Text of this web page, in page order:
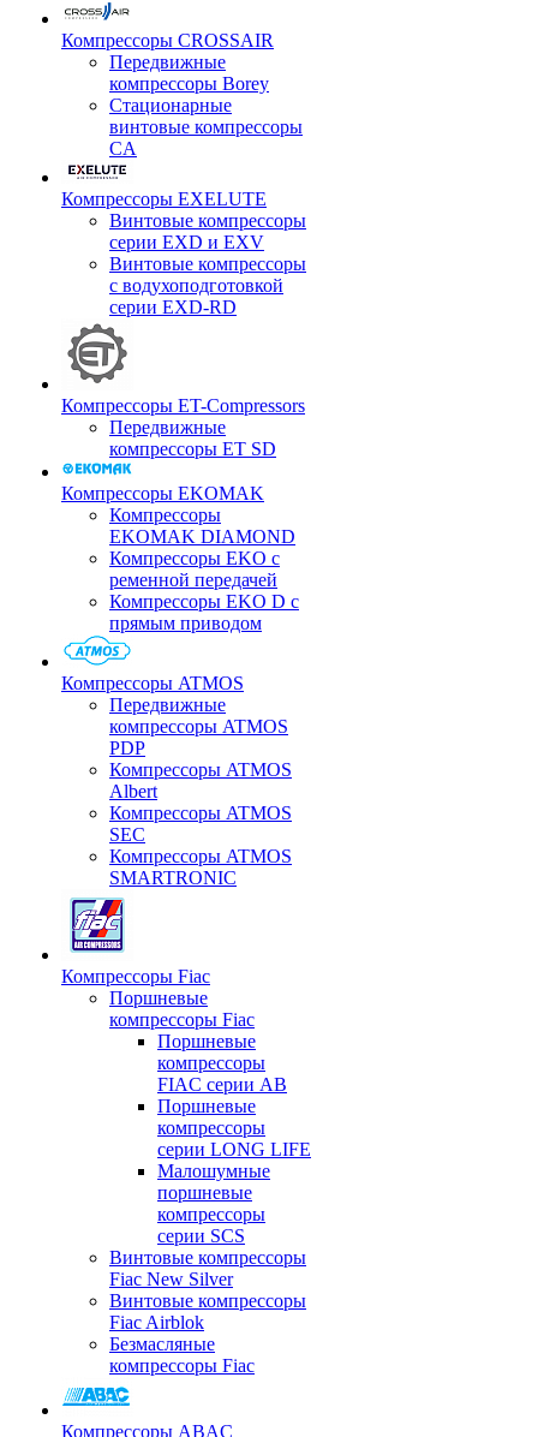
Компрессоры CROSSAIR
Передвижные
компрессоры Borey
Стационарные
винтовые компрессоры
CA
Компрессоры EXELUTE
Винтовые компрессоры
серии EXD и EXV
Винтовые компрессоры
с водухоподготовкой
серии EXD-RD
Компрессоры ET-Compressors
Передвижные
компрессоры ET SD
Компрессоры EKOMAK
Компрессоры
EKOMAK DIAMOND
Компрессоры EKO c
ременной передачей
Компрессоры EKO D с
прямым приводом
Компрессоры ATMOS
Передвижные
компрессоры ATMOS
PDP
Компрессоры ATMOS
Albert
Компрессоры ATMOS
SEC
Компрессоры ATMOS
SMARTRONIC
Компрессоры Fiac
Поршневые
компрессоры Fiac
Поршневые
компрессоры
FIAC серии AB
Поршневые
компрессоры
серии LONG LIFE
Малошумные
поршневые
компрессоры
серии SCS
Винтовые компрессоры
Fiac New Silver
Винтовые компрессоры
Fiac Airblok
Безмасляные
компрессоры Fiac
Компрессоры ABAC